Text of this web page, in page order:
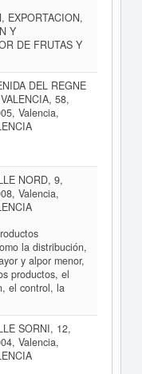
EXPORTACION,
Y
DE FRUTAS Y
DEL REGNE
58,
Valencia,
NORD, 9,
Valencia,
la distribución,
y alpor menor,
productos, el
el control, la
SORNI, 12,
Valencia,